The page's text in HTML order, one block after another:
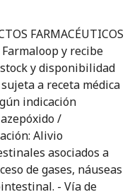
FARMACÉUTICOS
y recibe
y disponibilidad
a receta médica
indicación
/
Alivio
asociados a
de gases, náuseas
- Vía de